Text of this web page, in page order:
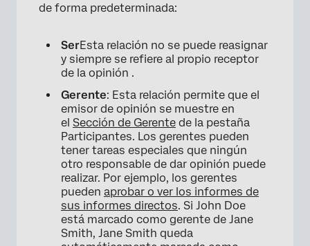
de forma predeterminada:
SerEsta relación no se puede reasignar
y siempre se refiere al propio receptor
de la opinión .
Gerente: Esta relación permite que el
emisor de opinión se muestre en
el Sección de Gerente de la pestaña
Participantes. Los gerentes pueden
tener tareas especiales que ningún
otro responsable de dar opinión puede
realizar. Por ejemplo, los gerentes
pueden aprobar o ver los informes de
sus informes directos. Si John Doe
está marcado como gerente de Jane
Smith, Jane Smith queda